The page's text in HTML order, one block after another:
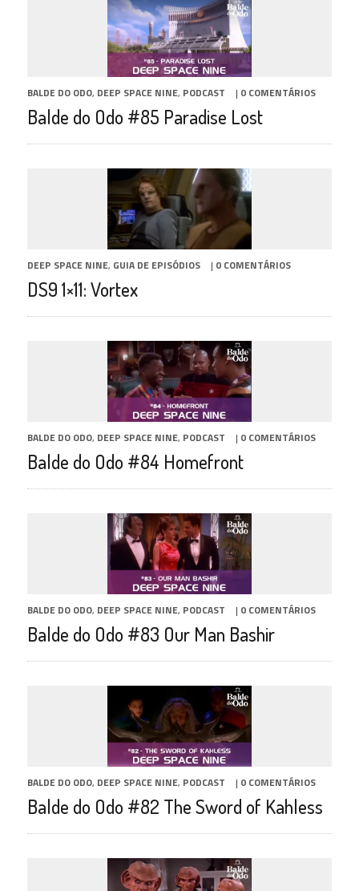
BALDE DO ODO, DEEP SPACE NINE, PODCAST | 0 COMENTÁRIOS
Balde do Odo #85 Paradise Lost
DEEP SPACE NINE, GUIA DE EPISÓDIOS | 0 COMENTÁRIOS
DS9 1×11: Vortex
BALDE DO ODO, DEEP SPACE NINE, PODCAST | 0 COMENTÁRIOS
Balde do Odo #84 Homefront
BALDE DO ODO, DEEP SPACE NINE, PODCAST | 0 COMENTÁRIOS
Balde do Odo #83 Our Man Bashir
BALDE DO ODO, DEEP SPACE NINE, PODCAST | 0 COMENTÁRIOS
Balde do Odo #82 The Sword of Kahless